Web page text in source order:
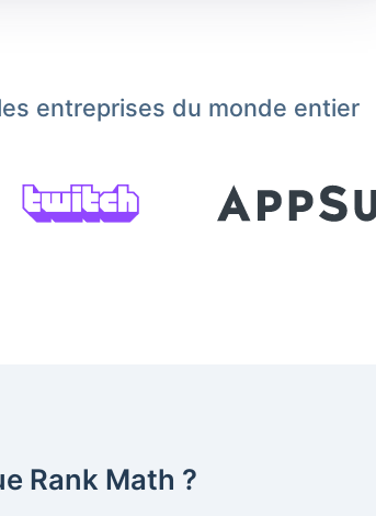
entreprises du monde entier
Rank Math ?